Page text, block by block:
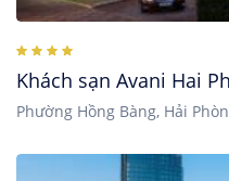
Khách sạn Avani Hai
Phường Hồng Bàng, Hải